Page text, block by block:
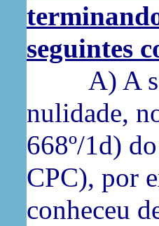
seguintes
A) A
nulidade,
668º/1d)
CPC), por
conheceu